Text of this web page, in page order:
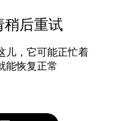
稍后重试
儿，它可能正忙着
能恢复正常